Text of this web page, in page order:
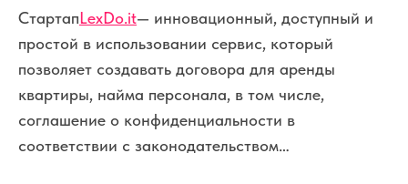
СтартапLexDo.it— инновационный, доступный и
простой в использовании сервис, который
позволяет создавать договора для аренды
квартиры, найма персонала, в том числе,
соглашение о конфиденциальности в
соответствии с законодательством…